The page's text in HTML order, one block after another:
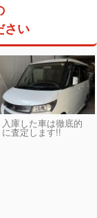
さい
入庫した車は徹底的
に査定します!!